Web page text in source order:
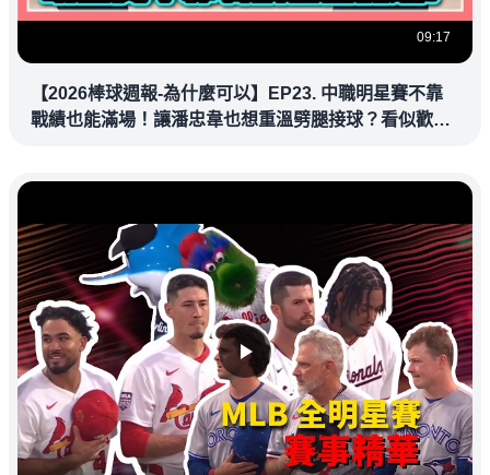
09:17
【2026棒球週報-為什麼可以】EP23. 中職明星賽不靠
戰績也能滿場！讓潘忠韋也想重溫劈腿接球？看似歡樂